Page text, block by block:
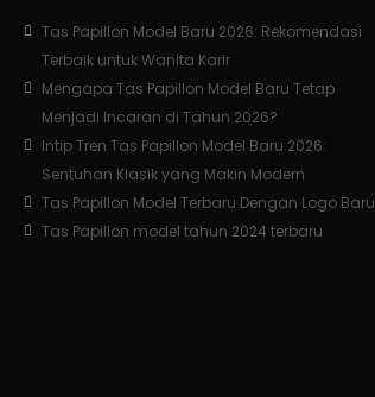
Tas Papillon Model Baru 2026: Rekomendasi
Terbaik untuk Wanita Karir
Mengapa Tas Papillon Model Baru Tetap
Menjadi Incaran di Tahun 2026?
Intip Tren Tas Papillon Model Baru 2026:
Sentuhan Klasik yang Makin Modern
Tas Papillon Model Terbaru Dengan Logo Baru
Tas Papillon model tahun 2024 terbaru